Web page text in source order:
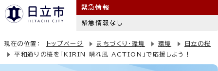
緊急情報
緊急情報なし
現在の位置： トップページ まちづくり・環境 環境
日立の桜
平和通りの桜を「KIRIN 晴れ風 ACTION」で応援しよう！